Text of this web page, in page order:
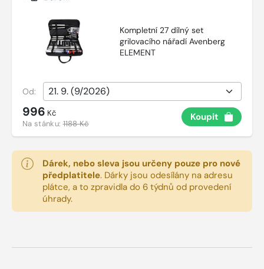
Kompletní 27 dílný set
grilovacího nářadí Avenberg
ELEMENT
Od:
996 Kč
Na stánku:1188 Kč
Koupit
Dárek, nebo sleva jsou určeny pouze pro nové
předplatitele. Dárky jsou odesílány na adresu
plátce, a to zpravidla do 6 týdnů od provedení
úhrady.